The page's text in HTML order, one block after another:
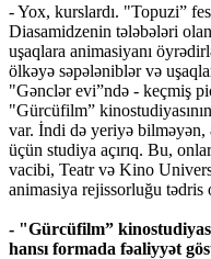
- Yox, kurslardı. "Topuzi”
Diasamidzenin tələbələri
uşaqlara animasiyanı
ölkəyə səpələniblər və
"Gənclər evi”ndə - keçmiş
"Gürcüfilm”
var. İndi də yeriyə bilməyən,
üçün studiya açırıq. Bu,
vacibi, Teatr və Kino
animasiya rejissorluğu tədris
- "Gürcüfilm”
hansı formada fəaliyyət